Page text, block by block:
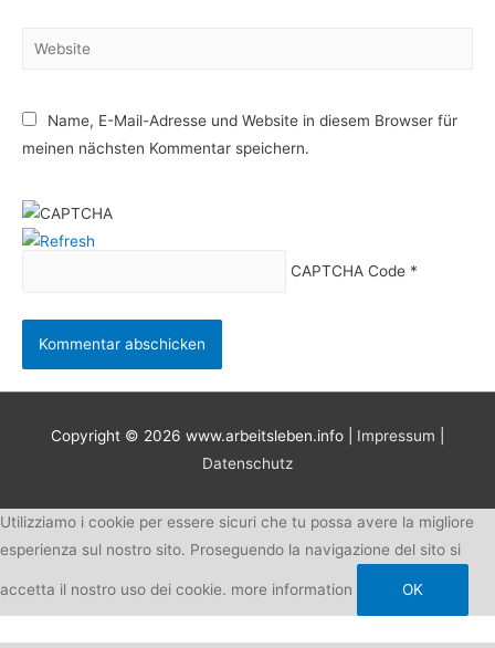
Website
Name, E-Mail-Adresse und Website in diesem Browser für
meinen nächsten Kommentar speichern.
CAPTCHA Code*
Copyright © 2026 www.arbeitsleben.info Impressum
Datenschutz
Utilizziamo i cookie per essere sicuri che tu possa avere la migliore
esperienza sul nostro sito. Proseguendo la navigazione del sito si
accetta il nostro uso dei cookie. more information OK